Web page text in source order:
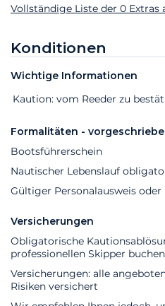
Extras Status Preis
Vollständige Liste der 0 Extras
Konditionen
Wichtige Informationen
Extras Status Preis
Kaution: vom Reeder zu
Formalitäten -
Bootsführerschein
Nautischer Lebenslauf
Gültiger Personalausweis
Versicherungen
Obligatorische
professionellen Skipper buchen
Versicherungen: alle
Risiken versichert